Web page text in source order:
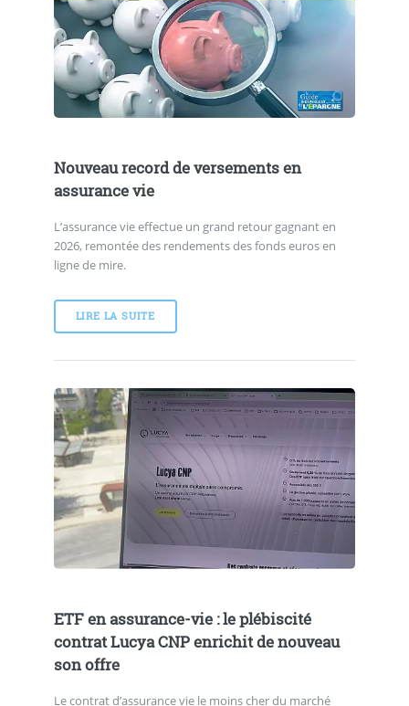
Nouveau record de versements en
assurance vie
L’assurance vie effectue un grand retour gagnant en
2026, remontée des rendements des fonds euros en
ligne de mire.
LIRE LA SUITE
ETF en assurance-vie : le plébiscité
contrat Lucya CNP enrichit de nouveau
son offre
Le contrat d’assurance vie le moins cher du marché